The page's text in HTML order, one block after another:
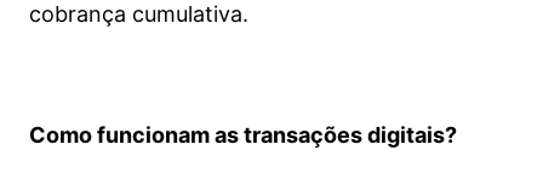
cobrança cumulativa.
Como funcionam as transações digitais?